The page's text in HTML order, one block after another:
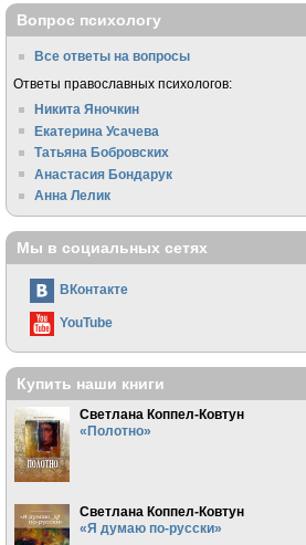
Вопрос психологу
Все ответы на вопросы
Ответы православных психологов:
Никита Яночкин
Екатерина Усачева
Татьяна Бобровских
Анастасия Бондарук
Анна Лелик
Мы в социальных сетях
ВКонтакте
YouTube
Купить наши книги
Светлана Коппел-Ковтун
«Полотно»
Светлана Коппел-Ковтун
«Я думаю по-русски»